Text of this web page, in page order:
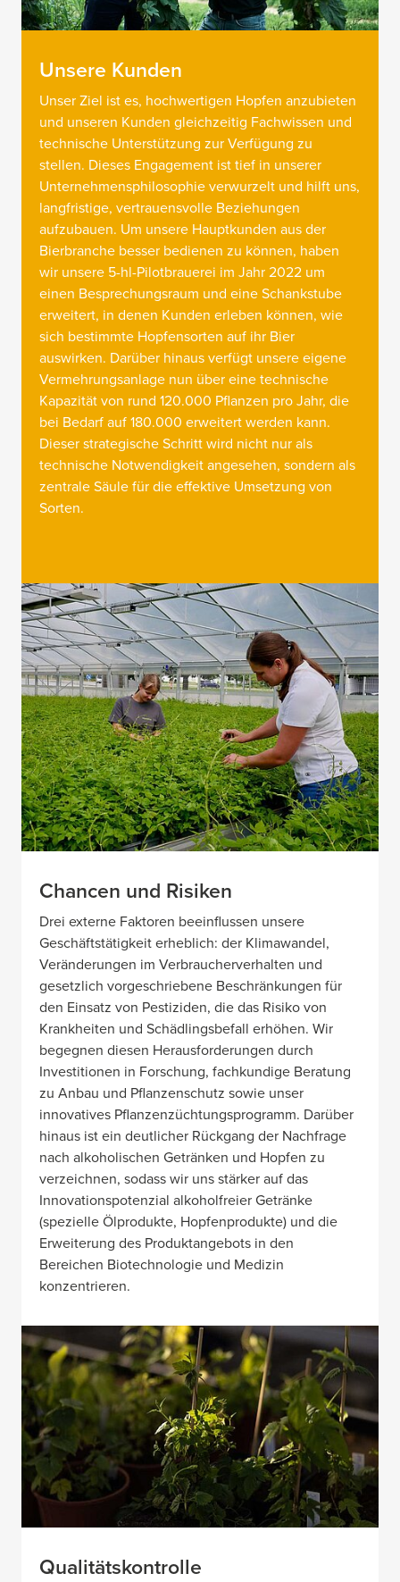
Unsere Kunden
Unser Ziel ist es, hochwertigen Hopfen anzubieten
und unseren Kunden gleichzeitig Fachwissen und
technische Unterstützung zur Verfügung zu
stellen. Dieses Engagement ist tief in unserer
Unternehmensphilosophie verwurzelt und hilft uns,
langfristige, vertrauensvolle Beziehungen
aufzubauen. Um unsere Hauptkunden aus der
Bierbranche besser bedienen zu können, haben
wir unsere 5-hl-Pilotbrauerei im Jahr 2022 um
einen Besprechungsraum und eine Schankstube
erweitert, in denen Kunden erleben können, wie
sich bestimmte Hopfensorten auf ihr Bier
auswirken. Darüber hinaus verfügt unsere eigene
Vermehrungsanlage nun über eine technische
Kapazität von rund 120.000 Pflanzen pro Jahr, die
bei Bedarf auf 180.000 erweitert werden kann.
Dieser strategische Schritt wird nicht nur als
technische Notwendigkeit angesehen, sondern als
zentrale Säule für die effektive Umsetzung von
Sorten.
Chancen und Risiken
Drei externe Faktoren beeinflussen unsere
Geschäftstätigkeit erheblich: der Klimawandel,
Veränderungen im Verbraucherverhalten und
gesetzlich vorgeschriebene Beschränkungen für
den Einsatz von Pestiziden, die das Risiko von
Krankheiten und Schädlingsbefall erhöhen. Wir
begegnen diesen Herausforderungen durch
Investitionen in Forschung, fachkundige Beratung
zu Anbau und Pflanzenschutz sowie unser
innovatives Pflanzenzüchtungsprogramm. Darüber
hinaus ist ein deutlicher Rückgang der Nachfrage
nach alkoholischen Getränken und Hopfen zu
verzeichnen, sodass wir uns stärker auf das
Innovationspotenzial alkoholfreier Getränke
(spezielle Ölprodukte, Hopfenprodukte) und die
Erweiterung des Produktangebots in den
Bereichen Biotechnologie und Medizin
konzentrieren.
Qualitätskontrolle